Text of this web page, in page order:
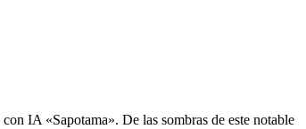
IA «Sapotama». De las sombras de este notable